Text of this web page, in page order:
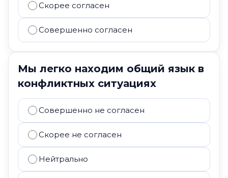
Скорее согласен
Совершенно согласен
Мы легко находим общий язык в
конфликтных ситуациях
Совершенно не согласен
Скорее не согласен
Нейтрально